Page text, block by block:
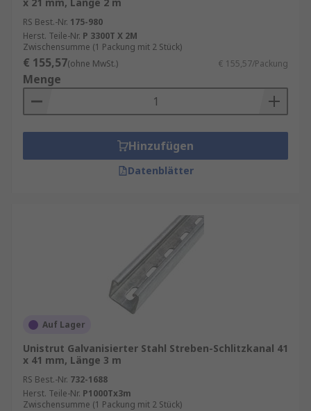
Netzwerkkabeln und Stromleitungen. Sie tragen
zur Ästhetik und Funktionalität moderner
Arbeitsplätze bei.
Infrastrukturprojekte
Bei großen Infrastrukturprojekten wie
Kabelträgerschienen essenziell für die Verlegung
und den Schutz von Kabeln. Sie gewährleisten
eine zuverlässige Stromversorgung und
RS Best.-Nr. 175-980
Herst. Teile-Nr. P 3300T X 2M
Zwischensumme (1 Packung mit 2 Stück)
€ 155,57(ohne MwSt.) € 155,57/Packung
Menge
Hinzufügen
Datenblätter
Auf Lager
Unistrut Galvanisierter Stahl Streben-Schlitzkanal 41
x 41 mm, Länge 3 m
RS Best.-Nr. 732-1688
Herst. Teile-Nr. P1000Tx3m
Zwischensumme (1 Packung mit 2 Stück)